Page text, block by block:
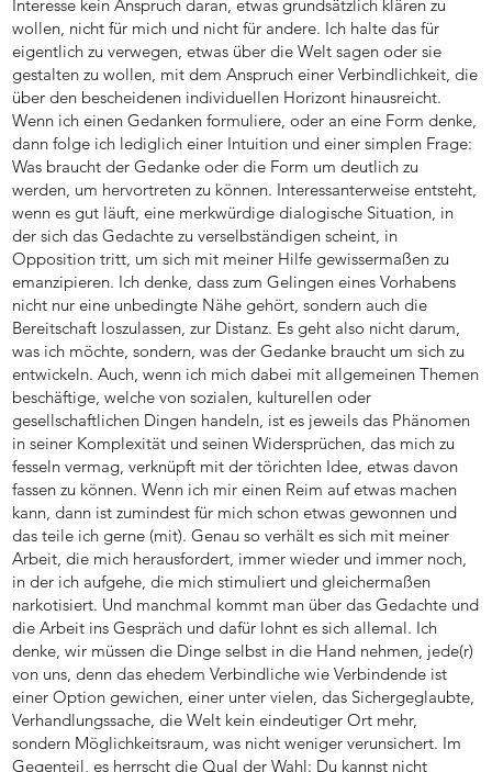
Interesse kein Anspruch daran, etwas grundsätzlich klären zu
wollen, nicht für mich und nicht für andere. Ich halte das für
eigentlich zu verwegen, etwas über die Welt sagen oder sie
gestalten zu wollen, mit dem Anspruch einer Verbindlichkeit, die
über den bescheidenen individuellen Horizont hinausreicht.
Wenn ich einen Gedanken formuliere, oder an eine Form denke,
dann folge ich lediglich einer Intuition und einer simplen Frage:
Was braucht der Gedanke oder die Form um deutlich zu
werden, um hervortreten zu können. Interessanterweise entsteht,
wenn es gut läuft, eine merkwürdige dialogische Situation, in
der sich das Gedachte zu verselbständigen scheint, in
Opposition tritt, um sich mit meiner Hilfe gewissermaßen zu
emanzipieren. Ich denke, dass zum Gelingen eines Vorhabens
nicht nur eine unbedingte Nähe gehört, sondern auch die
Bereitschaft loszulassen, zur Distanz. Es geht also nicht darum,
was ich möchte, sondern, was der Gedanke braucht um sich zu
entwickeln. Auch, wenn ich mich dabei mit allgemeinen Themen
beschäftige, welche von sozialen, kulturellen oder
gesellschaftlichen Dingen handeln, ist es jeweils das Phänomen
in seiner Komplexität und seinen Widersprüchen, das mich zu
fesseln vermag, verknüpft mit der törichten Idee, etwas davon
fassen zu können. Wenn ich mir einen Reim auf etwas machen
kann, dann ist zumindest für mich schon etwas gewonnen und
das teile ich gerne (mit). Genau so verhält es sich mit meiner
Arbeit, die mich herausfordert, immer wieder und immer noch,
in der ich aufgehe, die mich stimuliert und gleichermaßen
narkotisiert. Und manchmal kommt man über das Gedachte und
die Arbeit ins Gespräch und dafür lohnt es sich allemal. Ich
denke, wir müssen die Dinge selbst in die Hand nehmen, jede(r)
von uns, denn das ehedem Verbindliche wie Verbindende ist
einer Option gewichen, einer unter vielen, das Sichergeglaubte,
Verhandlungssache, die Welt kein eindeutiger Ort mehr,
sondern Möglichkeitsraum, was nicht weniger verunsichert. Im
Gegenteil, es herrscht die Qual der Wahl: Du kannst nicht